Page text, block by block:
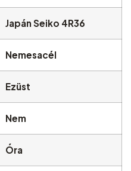
Japán Seiko 4R36
Nemesacél
Ezüst
Nem
Óra